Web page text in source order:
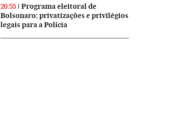
20:55
Programa eleitoral de
Bolsonaro: privatizações e privilégios
legais para a Polícia